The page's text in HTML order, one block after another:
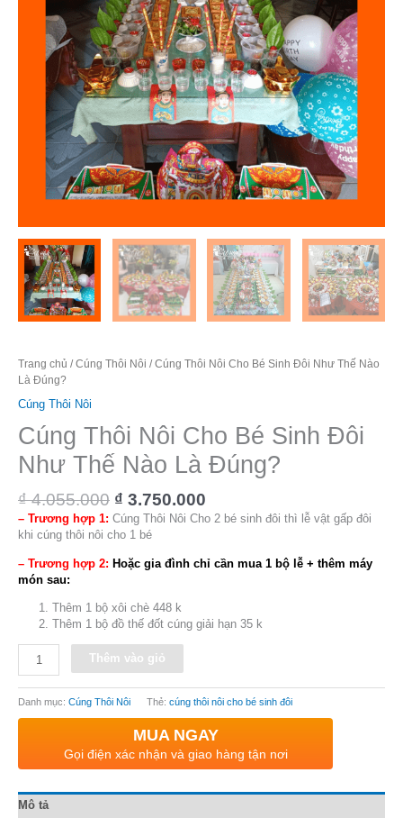
Trang chủ /Cúng Thôi Nôi / Cúng Thôi Nôi Cho Bé Sinh Đôi Như Thế Nào
Là Đúng?
Cúng Thôi Nôi
Cúng Thôi Nôi Cho Bé Sinh Đôi
Như Thế Nào Là Đúng?
₫4.055.000 ₫ 3.750.000
– Trương hợp 1: Cúng Thôi Nôi Cho 2 bé sinh đôi thì lễ vật gấp đôi
khi cúng thôi nôi cho 1 bé
– Trương hợp 2: Hoặc gia đình chỉ cần mua 1 bộ lễ + thêm máy
món sau:
Thêm 1 bộ xôi chè 448 k
Thêm 1 bộ đồ thế đốt cúng giải hạn 35 k
Thêm vào giỏ
Danh mục: Cúng Thôi Nôi Thẻ: cúng thôi nôi cho bé sinh đôi
MUA NGAY
Gọi điện xác nhận và giao hàng tận nơi
Mô tả